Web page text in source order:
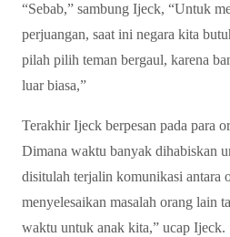
“Sebab,” sambung Ijeck, “Untuk
perjuangan, saat ini negara kita
pilah pilih teman bergaul, karena
luar biasa,”
Terakhir Ijeck berpesan pada para
Dimana waktu banyak dihabiskan
disitulah terjalin komunikasi antara
menyelesaikan masalah orang lain
waktu untuk anak kita,” ucap Ijeck.